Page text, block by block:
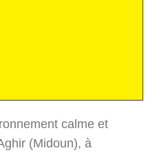
calme et
(Midoun), à